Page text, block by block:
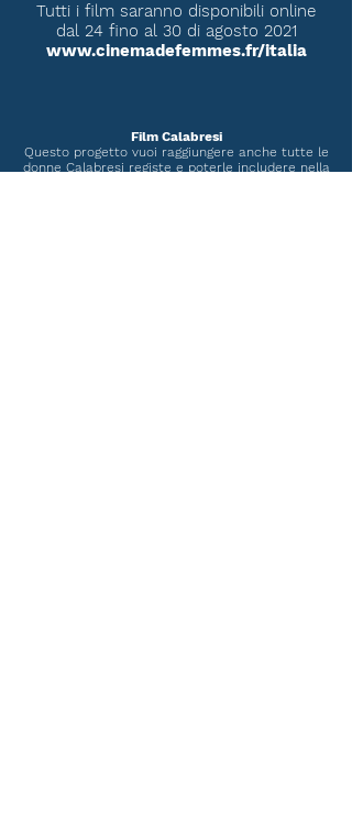
Tutti i film saranno disponibili online
dal 24 fino al 30 di agosto 2021
www.cinemadefemmes.fr/italia
Film Calabresi
Questo progetto vuoi raggiungere anche tutte le
donne Calabresi registe e poterle includere nella